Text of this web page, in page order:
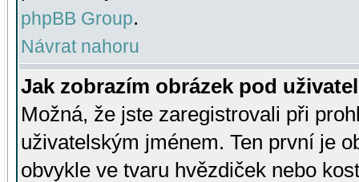
phpBB Group.
Návrat nahoru
Jak zobrazím obrázek pod
Možná, že jste zaregistrovali při
uživatelským jménem. Ten první je
obvykle ve tvaru hvězdiček nebo